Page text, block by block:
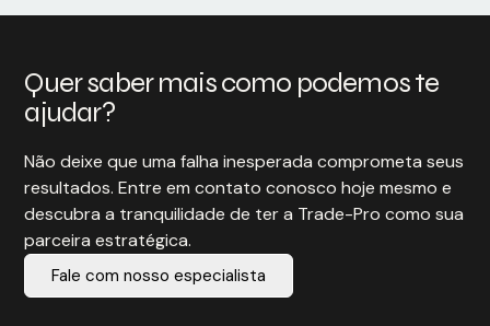
Quer saber mais como podemos te
ajudar?
Não deixe que uma falha inesperada comprometa seus
resultados. Entre em contato conosco hoje mesmo e
descubra a tranquilidade de ter a Trade-Pro como sua
parceira estratégica.
Fale com nosso especialista